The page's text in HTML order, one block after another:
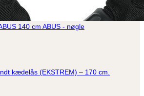
kædelås (EKSTREM) – 170 cm.